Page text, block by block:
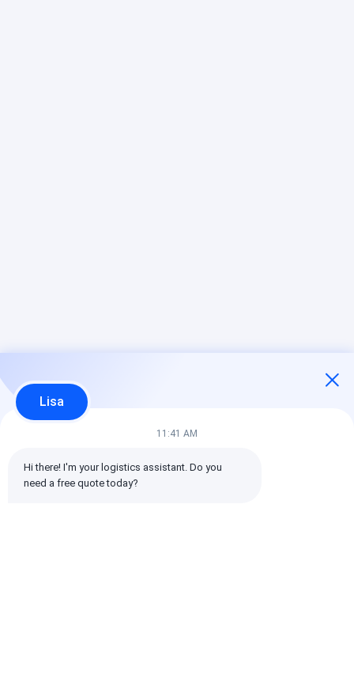
Lisa
11:41 AM
Hi there! I'm your logistics assistant. Do you
need a free quote today?